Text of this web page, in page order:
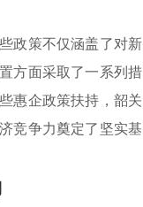
政策不仅涵盖了对新
方面采取了一系列措
惠企政策扶持，韶关
竞争力奠定了坚实基